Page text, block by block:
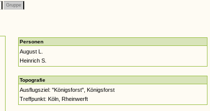
Gruppe
Personen
August L.
Heinrich S.
Topografie
Ausflugsziel: "Königsforst", Königsforst
Treffpunkt: Köln, Rheinwerft